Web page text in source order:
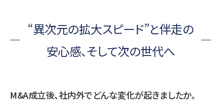
“異次元の拡大スピード”と伴走の
安心感、そして次の世代へ
M&A成立後、社内外でどんな変化が起きましたか。